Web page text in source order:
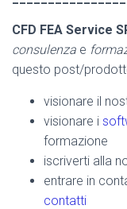
CFD FEA Service
consulenza e
questo post/
visionare il
visionare i
formazione
iscriverti alla
entrare in
contatti